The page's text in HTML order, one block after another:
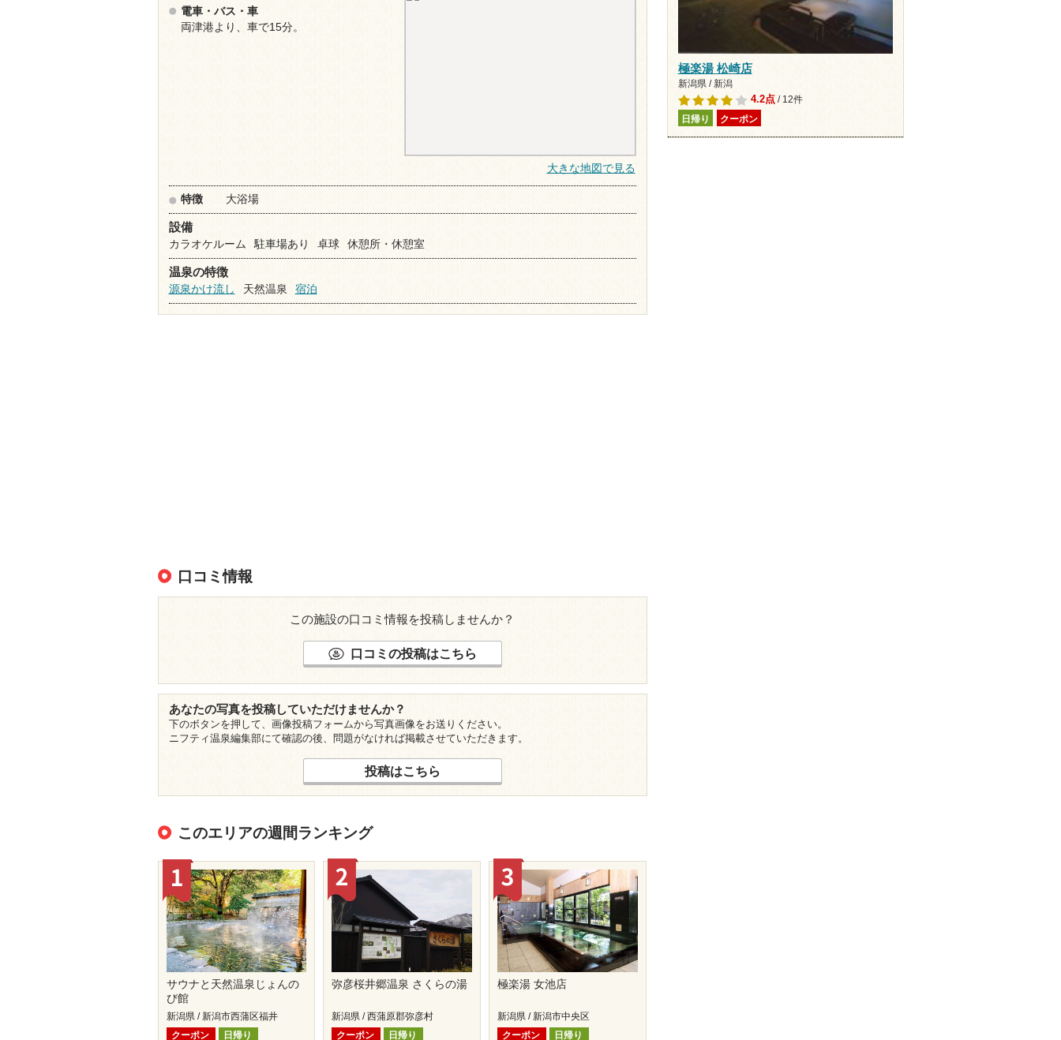
電車・バス・車
両津港より、車で15分。
大きな地図で見る
特徴 大浴場
設備
カラオケルーム
駐車場あり 卓球 休憩所・休憩室
温泉の特徴
源泉かけ流し
天然温泉 宿泊
口コミ情報
この施設の口コミ情報を投稿しませんか？
口コミの投稿はこちら
あなたの写真を投稿していただけませんか？
下のボタンを押して、画像投稿フォームから写真画像をお送りください。
ニフティ温泉編集部にて確認の後、問題がなければ掲載させていただきます。
投稿はこちら
このエリアの週間ランキング
サウナと天然温泉じょんの
び館
新潟県 / 新潟市西蒲区福井
クーポン
日帰り
弥彦桜井郷温泉 さくらの湯
新潟県 / 西蒲原郡弥彦村
クーポン
日帰り
極楽湯 女池店
新潟県 / 新潟市中央区
クーポン
日帰り
極楽湯 松崎店
新潟県 / 新潟
4.2点/ 12件
日帰り クーポン